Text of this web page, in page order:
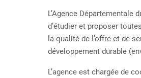
L’Agence Départementale
d’étudier et proposer
la qualité de l’offre et de
développement durable
L’agence est chargée de